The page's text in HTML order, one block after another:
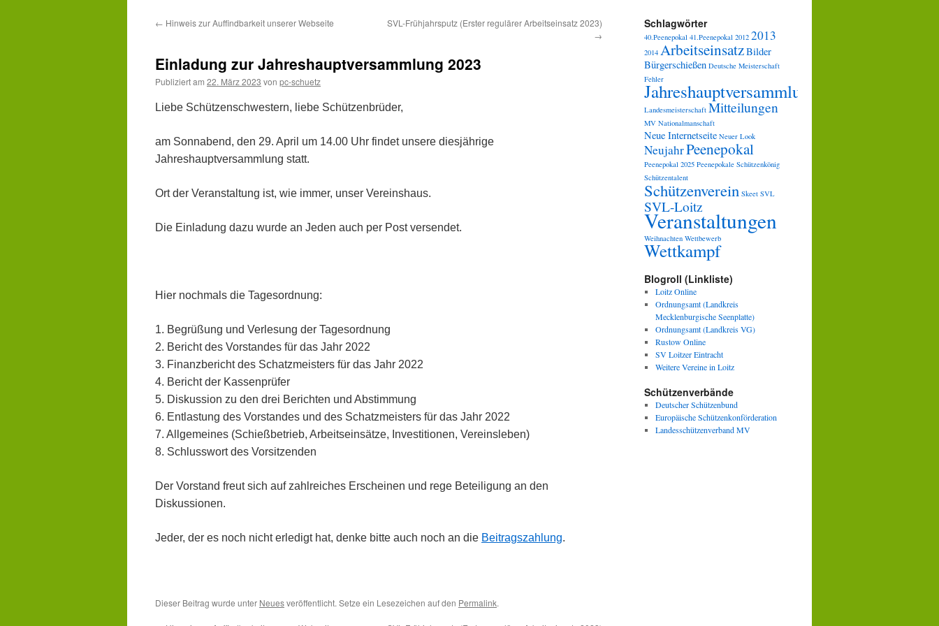
springen
← Hinweis zur Auffindbarkeit unserer Webseite
SVL-Frühjahrsputz (Erster regulärer Arbeitseinsatz 2023)
→
Einladung zur Jahreshauptversammlung 2023
Publiziert am 22. März 2023 von pc-schuetz
Liebe Schützenschwestern, liebe Schützenbrüder,
am Sonnabend, den 29. April um 14.00 Uhr findet unsere diesjährige
Jahreshauptversammlung statt.
Ort der Veranstaltung ist, wie immer, unser Vereinshaus.
Die Einladung dazu wurde an Jeden auch per Post versendet.
Hier nochmals die Tagesordnung:
1. Begrüßung und Verlesung der Tagesordnung
2. Bericht des Vorstandes für das Jahr 2022
3. Finanzbericht des Schatzmeisters für das Jahr 2022
4. Bericht der Kassenprüfer
5. Diskussion zu den drei Berichten und Abstimmung
6. Entlastung des Vorstandes und des Schatzmeisters für das Jahr 2022
7. Allgemeines (Schießbetrieb, Arbeitseinsätze, Investitionen, Vereinsleben)
8. Schlusswort des Vorsitzenden
Der Vorstand freut sich auf zahlreiches Erscheinen und rege Beteiligung an den
Diskussionen.
Jeder, der es noch nicht erledigt hat, denke bitte auch noch an die Beitragszahlung.
Dieser Beitrag wurde unter Neuesveröffentlicht. Setze ein Lesezeichen auf den Permalink.
Schlagwörter
40.Peenepokal 41.Peenepokal 2012 2013
2014 ArbeitseinsatzBilder
Bürgerschießen Deutsche Meisterschaft
Fehler
Jahreshauptversammlung
Landesmeisterschaft Mitteilungen
MV Nationalmanschaft
Neue Internetseite Neuer Look
NeujahrPeenepokal
Peenepokal 2025 Peenepokale Schützenkönig
Schützentalent
Schützenverein Skeet SVL
SVL-Loitz
Veranstaltungen
Weihnachten Wettbewerb
Wettkampf
Blogroll (Linkliste)
Loitz Online
Ordnungsamt (Landkreis
Mecklenburgische Seenplatte)
Ordnungsamt (Landkreis VG)
Rustow Online
SV Loitzer Eintracht
Weitere Vereine in Loitz
Schützenverbände
Deutscher Schützenbund
Europäische Schützenkonförderation
Landesschützenverband MV